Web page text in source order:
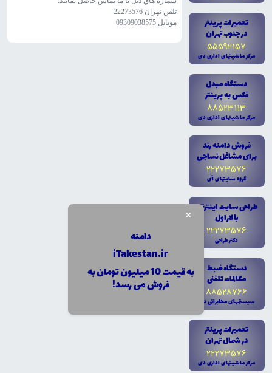
×
دامنه
iTakestan.ir
به قیمت 10 میلیون تومان به
فروش می رسد!
تعميرات پرينتر
در جنوب تهران
55592157
مرکز ماشينهاى ادارى دى
دستگاه مبدل
فکس به پرينتر
88523113
مرکز ماشينهاى ادارى دى
فروش دامنه رند
براى مشاغل نساجى
22273576
گروه سايتهاى آى
طراحى سايت اينترنتى
با لاراول
22273576
دکتر طراحى
دستگاه ضبط
مکالمات تلفنى
88528766
سيستمهاى مخابراتى دى
تعميرات پرينتر
در شمال تهران
22273576
مرکز ماشينهاى ادارى دى
تلفن تهران 22273576
موبايل 09309038575